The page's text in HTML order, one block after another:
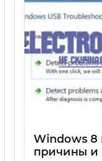
Windows 8
причины и